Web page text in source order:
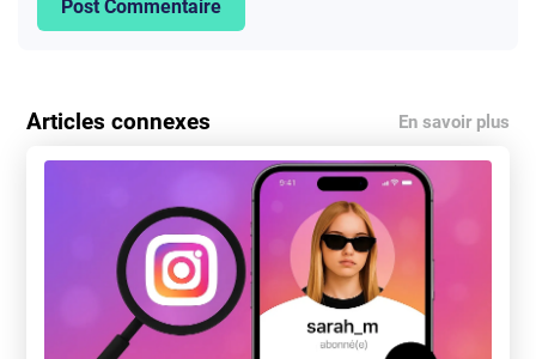
Post Commentaire
Articles connexes En savoir plus